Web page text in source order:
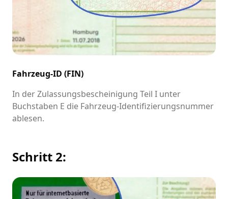
Fahrzeug-ID (FIN)
In der Zulassungsbescheinigung Teil I unter
Buchstaben E die Fahrzeug-Identifizierungsnummer
ablesen.
Schritt 2: